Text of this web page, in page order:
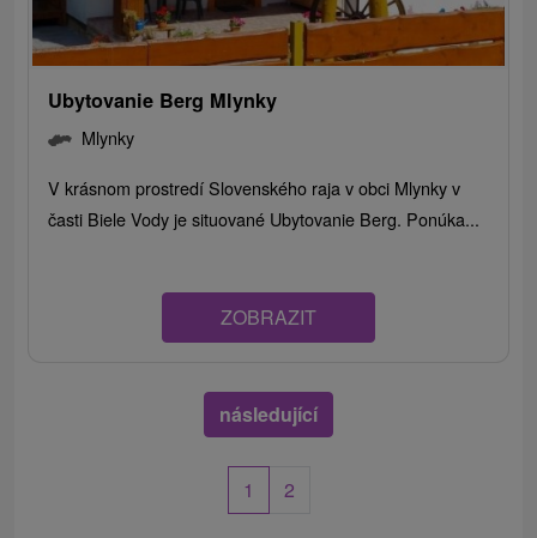
Ubytovanie Berg Mlynky
Mlynky
V krásnom prostredí Slovenského raja v obci Mlynky v
časti Biele Vody je situované Ubytovanie Berg. Ponúka...
ZOBRAZIT
následující
1 2